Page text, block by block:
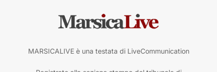
MARSICALIVE è una testata di LiveCommunication